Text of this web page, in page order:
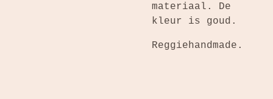
materiaal. De
kleur is goud.
Reggiehandmade.